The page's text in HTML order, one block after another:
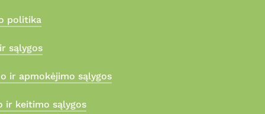
politika
sąlygos
ir apmokėjimo sąlygos
ir keitimo sąlygos